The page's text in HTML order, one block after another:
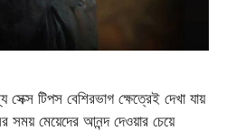
টিপস বেশিরভাগ ক্ষেত্রেই দেখা যায়
সময় মেয়েদের আনন্দ দেওয়ার চেয়ে